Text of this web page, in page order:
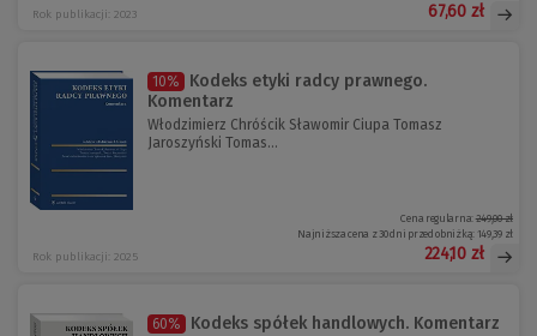
Rok publikacji: 2023 67,60 zł
10%
Kodeks etyki radcy prawnego.
Komentarz
Włodzimierz Chróścik Sławomir Ciupa Tomasz
Jaroszyński Tomas...
Rok publikacji: 2025
Cena regularna:249,00 zł
Najniższa cena z 30 dni przed obniżką: 149,39 zł
224,10 zł
60% Kodeks spółek handlowych. Komentarz